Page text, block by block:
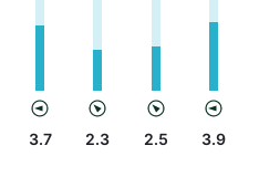
3.7 2.3 2.5 3.9